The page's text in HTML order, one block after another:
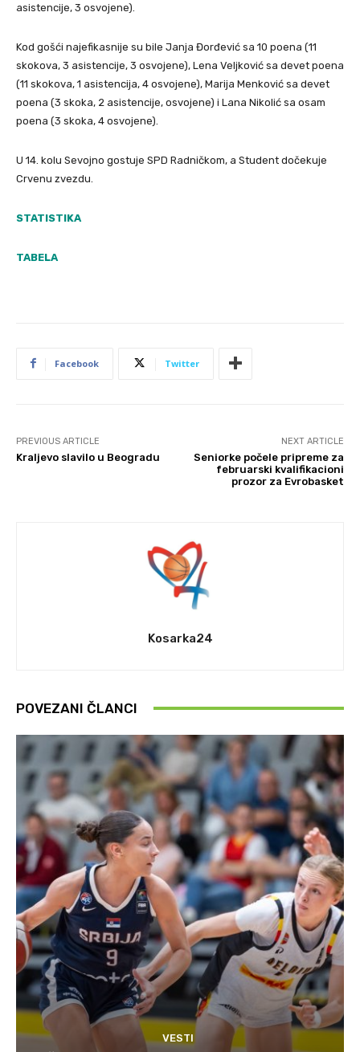
asistencije, 3 osvojene).
Kod gošći najefikasnije su bile Janja Đorđević sa 10 poena (11
skokova, 3 asistencije, 3 osvojene), Lena Veljković sa devet poena
(11 skokova, 1 asistencija, 4 osvojene), Marija Menković sa devet
poena (3 skoka, 2 asistencije, osvojene) i Lana Nikolić sa osam
poena (3 skoka, 4 osvojene).
U 14. kolu Sevojno gostuje SPD Radničkom, a Student dočekuje
Crvenu zvezdu.
STATISTIKA
TABELA
Facebook Twitter
PREVIOUS ARTICLE
Kraljevo slavilo u Beogradu
NEXT ARTICLE
Seniorke počele pripreme za
februarski kvalifikacioni
prozor za Evrobasket
Kosarka24
POVEZANI ČLANCI
VESTI